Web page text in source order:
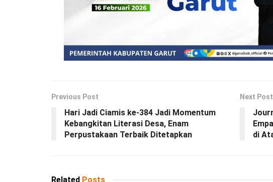
Previous Post
Hari Jadi Ciamis ke-384 Jadi Momentum
Kebangkitan Literasi Desa, Enam
Perpustakaan Terbaik Ditetapkan
Next Post
di
Related Posts